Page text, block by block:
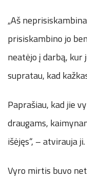
„Aš
prisiskambino jo
neatėjo į darbą, kur
supratau, kad
Paprašiau, kad jie
draugams,
išėjęs“, – atvirauja ji.
Vyro mirtis buvo